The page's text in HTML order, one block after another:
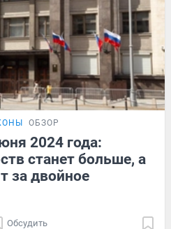
ОБЗОР
2024 года:
станет больше, а
за двойное
Обсудить